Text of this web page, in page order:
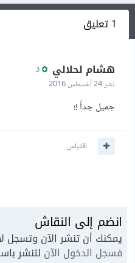
1 تعليق
هشام لحلالي
نشر24 أغسطس 2016
جميل جداً!؛
اقتباس
انضم إلى النقاش
يمكنك أن تنشر الآن وتسجل
فسجل الدخول الآن لتنشر